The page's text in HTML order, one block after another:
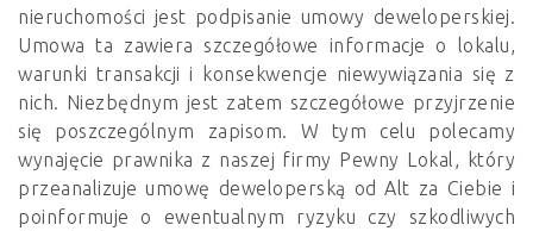
nieruchomości jest podpisanie umowy deweloperskiej.
Umowa ta zawiera szczegółowe informacje o lokalu,
warunki transakcji i konsekwencje niewywiązania się z
nich. Niezbędnym jest zatem szczegółowe przyjrzenie
się poszczególnym zapisom. W tym celu polecamy
wynajęcie prawnika z naszej firmy Pewny Lokal, który
przeanalizuje umowę deweloperską od Alt za Ciebie i
poinformuje o ewentualnym ryzyku czy szkodliwych